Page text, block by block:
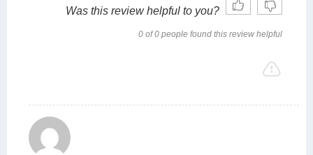
Was this review helpful to you?
0 of 0 people found this review helpful